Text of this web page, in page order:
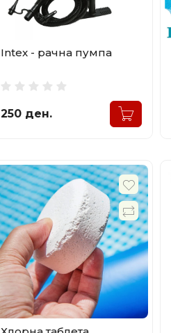
Intex - рачна пумпа
250 ден.